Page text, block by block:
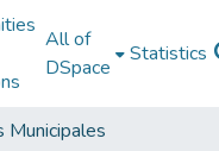
All of
DSpace
Statistics
Municipales